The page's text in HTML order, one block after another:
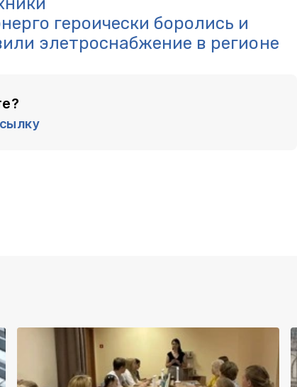
героически боролись и
элетроснабжение в регионе